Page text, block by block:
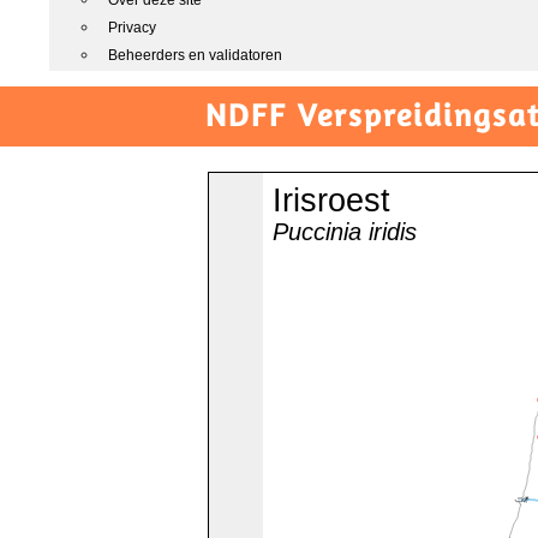
Privacy
Beheerders en validatoren
NDFF